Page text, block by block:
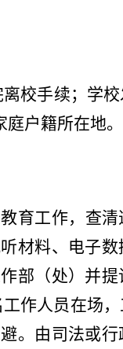
校手续；学校
户籍所在地。
育工作，查
材料、电子数
部（处）并提
工作人员在场
。由司法或